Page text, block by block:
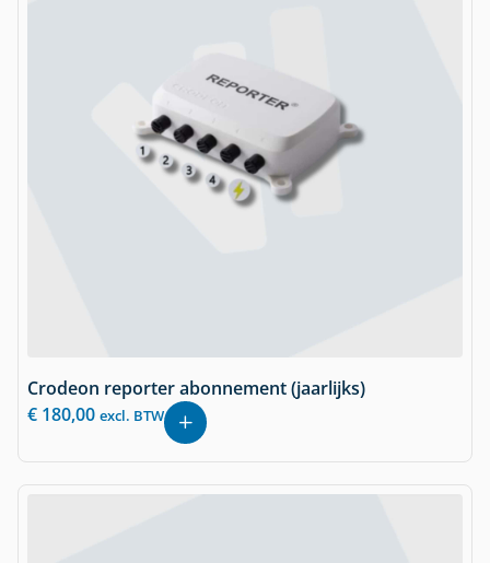
Crodeon reporter abonnement (jaarlijks)
€ 180,00 excl. BTW